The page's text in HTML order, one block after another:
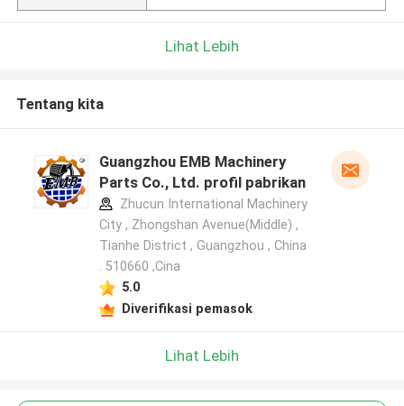
Lihat Lebih
Tentang kita
Guangzhou EMB Machinery
Parts Co., Ltd. profil pabrikan
Zhucun International Machinery
City , Zhongshan Avenue(Middle) ,
Tianhe District , Guangzhou , China
. 510660 ,Cina
5.0
Diverifikasi pemasok
Lihat Lebih